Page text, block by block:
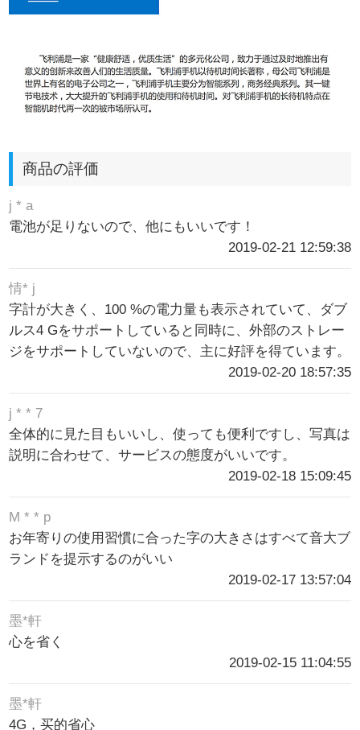
商品の評価
j * a
電池が足りないので、他にもいいです！
2019-02-21 12:59:38
情* j
字計が大きく、100 %の電力量も表示されていて、ダブ
ルス4 Gをサポートしていると同時に、外部のストレー
ジをサポートしていないので、主に好評を得ています。
2019-02-20 18:57:35
j * * 7
全体的に見た目もいいし、使っても便利ですし、写真は
説明に合わせて、サービスの態度がいいです。
2019-02-18 15:09:45
M * * p
お年寄りの使用習慣に合った字の大きさはすべて音大ブ
ランドを提示するのがいい
2019-02-17 13:57:04
墨*軒
心を省く
2019-02-15 11:04:55
墨*軒
4G，买的省心